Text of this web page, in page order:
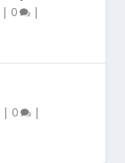
| 0 |
| 0 |